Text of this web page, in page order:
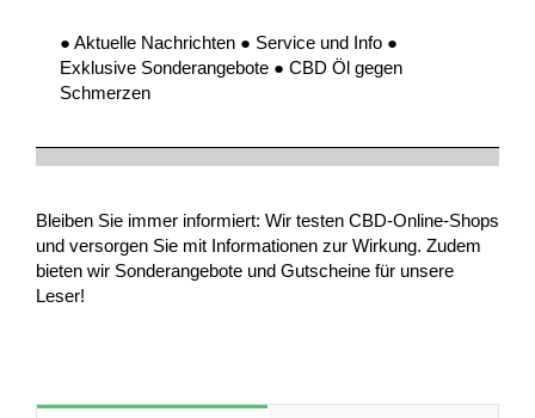
● Aktuelle Nachrichten ● Service und Info ●
Exklusive Sonderangebote ● CBD Öl gegen
Schmerzen
Bleiben Sie immer informiert: Wir testen CBD-Online-Shops
und versorgen Sie mit Informationen zur Wirkung. Zudem
bieten wir Sonderangebote und Gutscheine für unsere
Leser!